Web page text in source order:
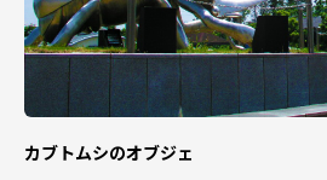
カブトムシのオブジェ